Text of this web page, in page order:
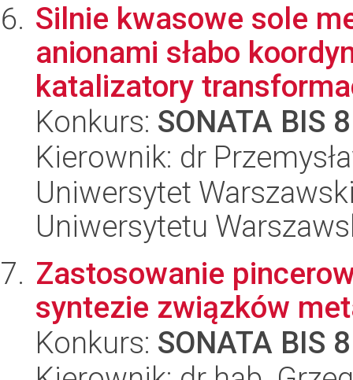
Silnie kwasowe sole
anionami słabo
katalizatory
Konkurs: SONATA BIS 8
Kierownik: dr
Uniwersytet
Uniwersytetu
Zastosowanie
syntezie związków
Konkurs: SONATA BIS 8